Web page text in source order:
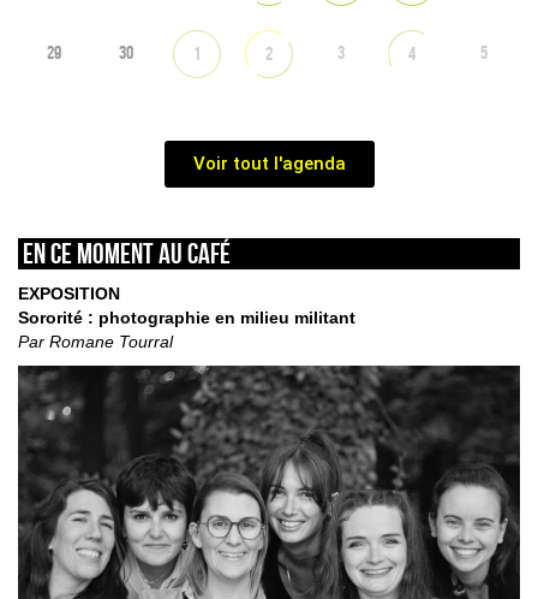
29 30 1 2 3 4 5
Voir tout l'agenda
En ce moment au café
EXPOSITION
Sororité : photographie en milieu militant
Par Romane Tourral